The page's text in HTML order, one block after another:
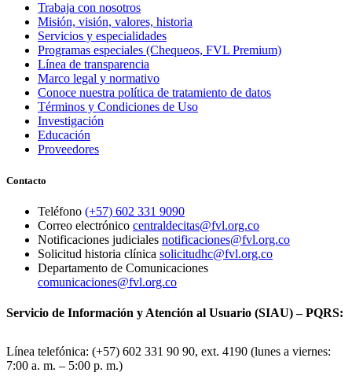
Trabaja con nosotros
Misión, visión, valores, historia
Servicios y especialidades
Programas especiales (Chequeos, FVL Premium)
Línea de transparencia
Marco legal y normativo
Conoce nuestra política de tratamiento de datos
Términos y Condiciones de Uso
Investigación
Educación
Proveedores
Contacto
Teléfono (+57) 602 331 9090
Correo electrónico centraldecitas@fvl.org.co
Notificaciones judiciales notificaciones@fvl.org.co
Solicitud historia clínica solicitudhc@fvl.org.co
Departamento de Comunicaciones
comunicaciones@fvl.org.co
Servicio de Información y Atención al Usuario (SIAU) – PQRS:
Línea telefónica: (+57) 602 331 90 90, ext. 4190 (lunes a viernes:
7:00 a. m. – 5:00 p. m.)